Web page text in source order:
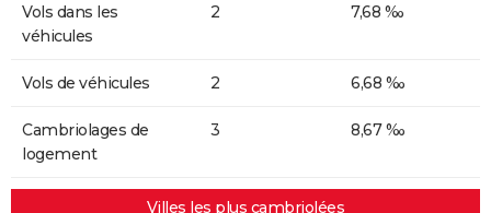
Vols dans les
véhicules
2 7,68 ‰
Vols de véhicules 2 6,68 ‰
Cambriolages de
logement
3 8,67 ‰
Villes les plus cambriolées